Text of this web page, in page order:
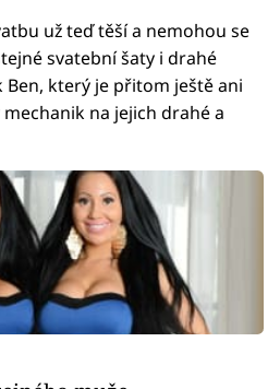
už teď těší a nemohou se
svatební šaty i drahé
Ben, který je přitom ještě ani
na jejich drahé a